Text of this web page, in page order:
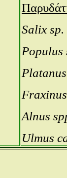
Salix sp.
Alnus
Ulmus